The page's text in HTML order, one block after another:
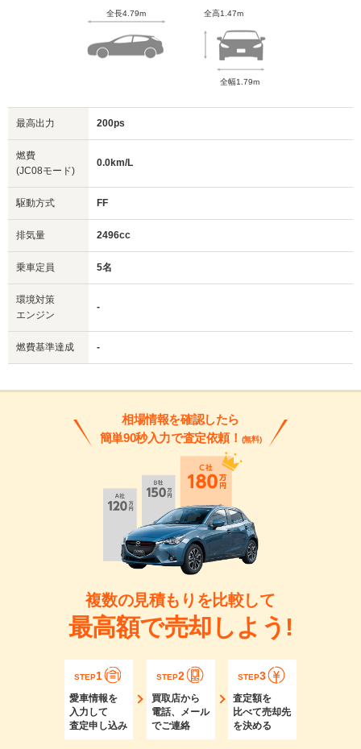
全長4.79m 全高1.47m
全幅1.79m
最高出力 200ps
燃費
(JC08モード)
0.0km/L
駆動方式 FF
排気量 2496cc
乗車定員 5名
環境対策
エンジン
-
燃費基準達成 -
相場情報を確認したら
簡単90秒入力で査定依頼！ (無料)
複数の見積もりを比較して
最高額で売却しよう!
STEP1
愛車情報を
入力して
査定申し込み
STEP2
買取店から
電話、メール
でご連絡
STEP3
査定額を
比べて売却先
を決める